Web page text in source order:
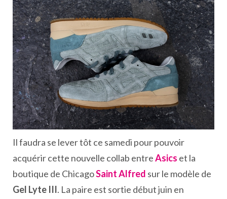
Il faudra se lever tôt ce samedi pour pouvoir
acquérir cette nouvelle collab entreAsics et la
boutique de ChicagoSaint Alfred sur le modèle de
Gel Lyte III. La paire est sortie début juin en